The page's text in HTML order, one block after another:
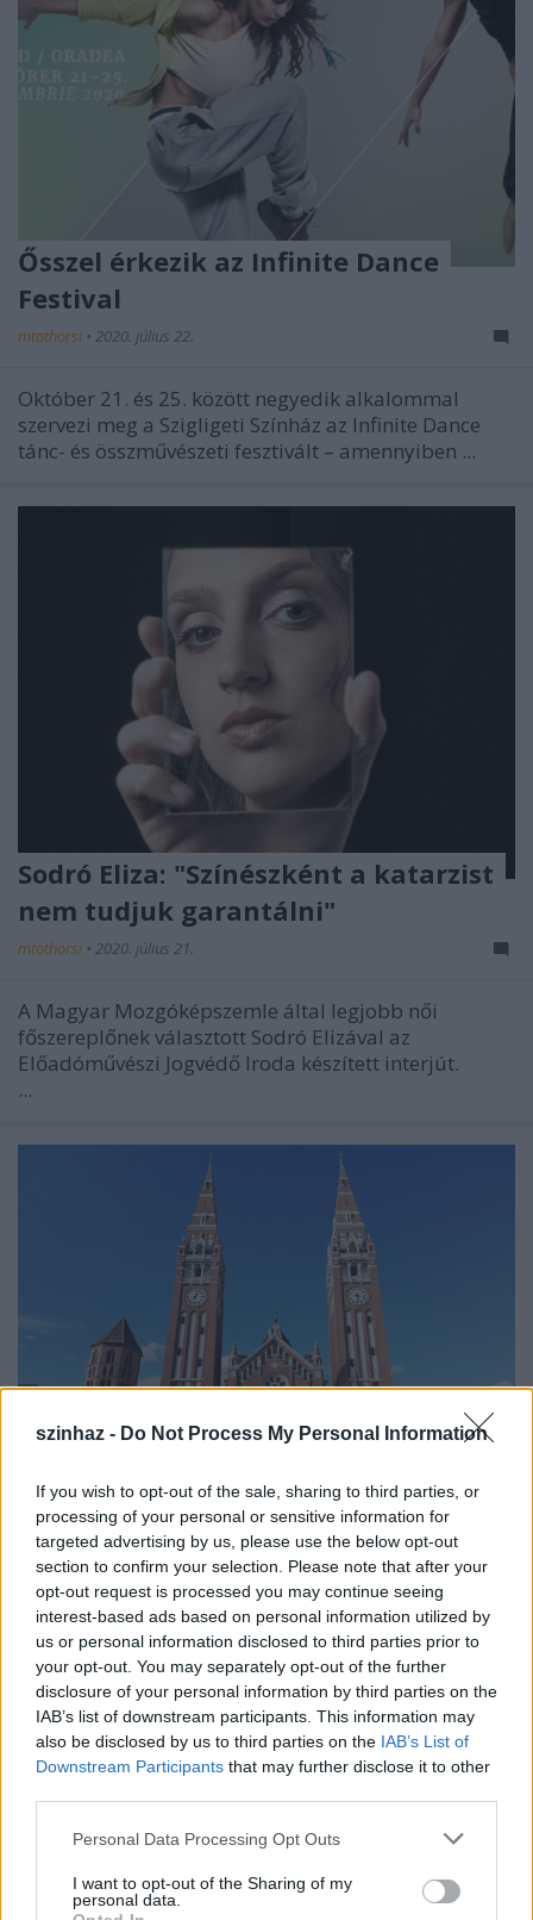
szinhaz - Do Not Process My Personal Information
If you wish to opt-out of the sale, sharing to third parties, or
processing of your personal or sensitive information for
targeted advertising by us, please use the below opt-out
section to confirm your selection. Please note that after your
opt-out request is processed you may continue seeing
interest-based ads based on personal information utilized by
us or personal information disclosed to third parties prior to
your opt-out. You may separately opt-out of the further
disclosure of your personal information by third parties on the
IAB’s list of downstream participants. This information may
also be disclosed by us to third parties on the IAB’s List of
Downstream Participants that may further disclose it to other
Please note that this website/app uses one or more Google
not limited to your visit or usage behaviour. You may click to
grant or deny consent to Google and its third-party tags to
Personal Data Processing Opt Outs
I want to opt-out of the Sharing of my
personal data.
Ősszel érkezik az Infinite Dance
Festival
mtothorsi • 2020. július 22.
Október 21. és 25. között negyedik alkalommal
szervezi meg a Szigligeti Színház az Infinite Dance
tánc- és összművészeti fesztivált – amennyiben ...
Sodró Eliza: "Színészként a katarzist
nem tudjuk garantálni"
mtothorsi • 2020. július 21.
A Magyar Mozgóképszemle által legjobb női
főszereplőnek választott Sodró Elizával az
Előadóművészi Jogvédő Iroda készített interjút.
...
Épül a Dóm téri szabadtéri színpad
mtothorsi•2020. július 16.
Megkezdődött a Szegedi Szabadtéri Játékok Dóm
téri játszóhelyének építése. A fesztivál ikonikus
helyszínének számító téren elsőként ...